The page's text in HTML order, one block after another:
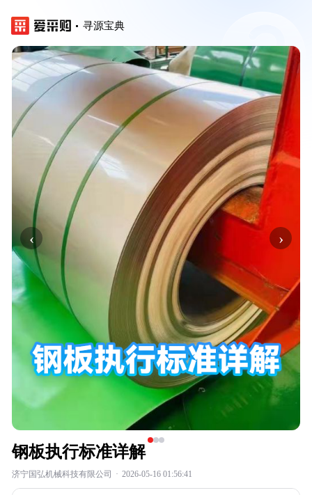
寻源宝典
‹ ›
钢板执行标准详解
济宁国弘机械科技有限公司 · 2026-05-16 01:56:41